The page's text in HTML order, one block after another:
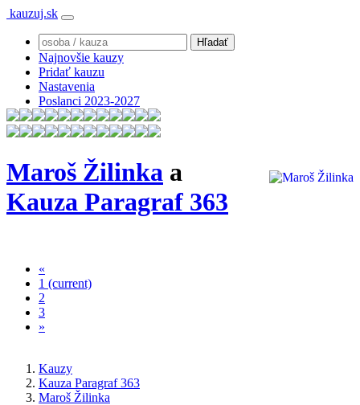
kauzuj.sk
Najnovšie kauzy
Pridať kauzu
Nastavenia
Poslanci 2023-2027
Maroš Žilinka a
Kauza Paragraf 363
«
1 (current)
2
3
»
Kauzy
Kauza Paragraf 363
Maroš Žilinka